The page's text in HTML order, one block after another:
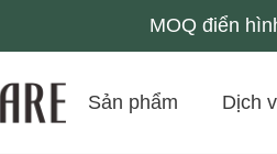
MOQ điển
Sản phẩm Dịch